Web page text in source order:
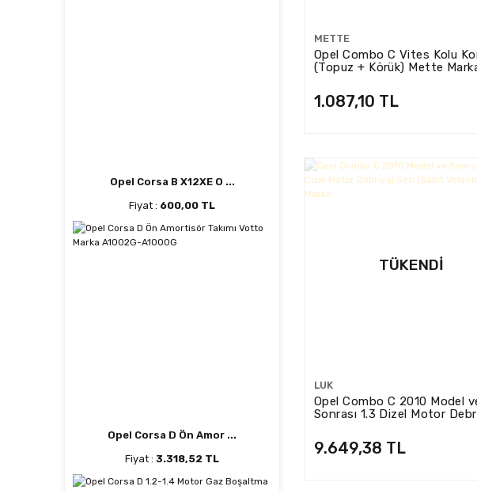
Opel Corsa B X12XE O ...
Fiyat : 600,00 TL
Opel Corsa D Ön Amor ...
Fiyat : 3.318,52 TL
METTE
Opel Combo C Vites Kolu
(Topuz + Körük) Mette
1.087,10 TL
TÜKENDI
LUK
Opel Combo C 2010 Model
Sonrası 1.3 Dizel Motor
9.649,38 TL